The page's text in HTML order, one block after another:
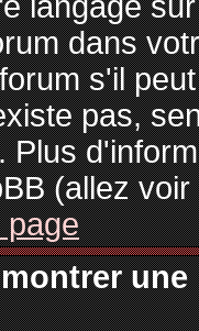
dans
s'il
pas,
Plus
(allez
page